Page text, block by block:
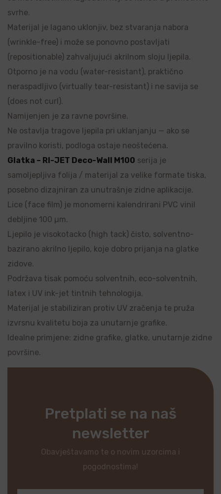
svrhe.
Materijal je lagano uklonjiv, bez stvaranja nabora
(wrinkle-free) i može se ponovno postavljati
(repositionable) zahvaljujući akrilnom sloju ljepila.
Otporno je na vodu (water-resistant), praktično
neraspadljivo (virtually tear-resistant) i ne savija se
(does not curl).
Namijenjen je za ravne površine.
Ne ostavlja tragove ljepila pri uklanjanju — ako se
pravilno koristi, podloga ostaje neoštećena.
Glatka – RI-JET Deco-Wall M100 serija je
samoljepljiva folija / materijal za velike formate tiska,
posebno dizajniran za unutrašnje zidne aplikacije.
Lice (face film) je monomerni kalendrirani PVC vinil
debljine 100 µm.
Ljepilo je visokotacko (high tack) čisto, solventno-
bazirano akrilno ljepilo, koje dobro prijanja na glatke
zidove.
Podržava tisak pomoću solventnih, eco-solventnih,
latex i UV ink-jet tintnih tehnologija.
Materijal je stabiliziran protiv UV zračenja te pruža
izvrsnu kvalitetu boja za unutarnje grafike.
Idealne primjene: zidne grafike, glatke, unutarnje zidne
površine.
Pretplati se na naš
newsletter
Obavještavamo te o novim uzorcima i
pogodnostima!